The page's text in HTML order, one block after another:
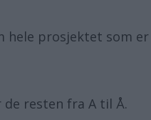
hele prosjektet som
resten fra A til Å.